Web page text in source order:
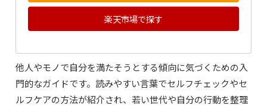
楽天市場で探す
他人やモノで自分を満たそうとする傾向に気づくための入
門的なガイドです。読みやすい言葉でセルフチェックやセ
ルフケアの方法が紹介され、若い世代や自分の行動を整理